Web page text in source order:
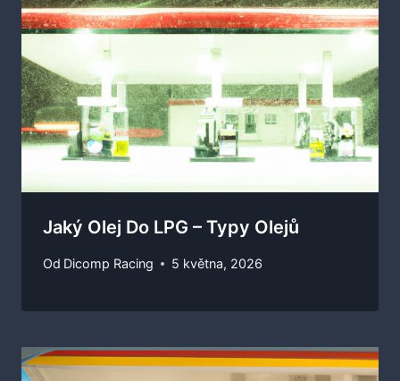
Jaký Olej Do LPG – Typy Olejů
Od Dicomp Racing 5 května, 2026